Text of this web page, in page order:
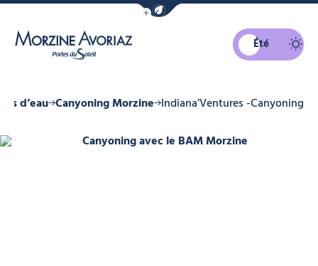
Afficher la barre de navigation du
Été
d’eau Canyoning Morzine Indiana’Ventures -Canyoning
Canyoning avec le BAM Morzine